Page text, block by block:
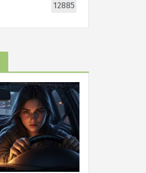
12885